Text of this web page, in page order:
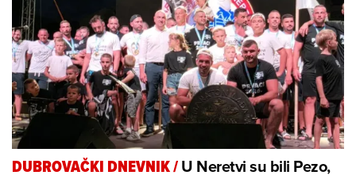
DUBROVAČKI DNEVNIK/U Neretvi su bili Pezo,